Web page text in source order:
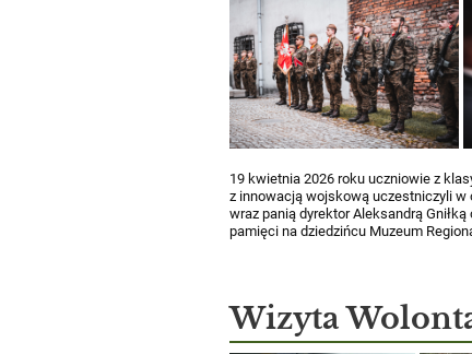
19 kwietnia 2026 roku uczniowie z
z innowacją wojskową uczestniczyli w
wraz panią dyrektor Aleksandrą
pamięci na dziedzińcu Muzeum
Wizyta